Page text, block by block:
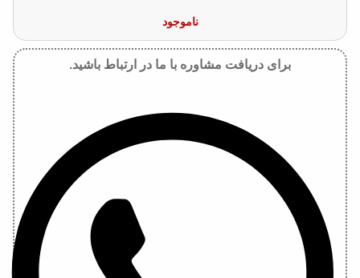
ناموجود
برای دریافت مشاوره با ما در ارتباط باشید.